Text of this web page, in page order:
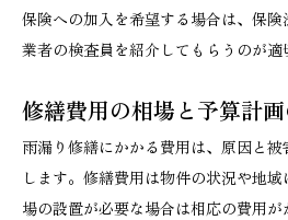
保険への加入を希望する場合は、保
業者の検査員を紹介してもらうのが適
修繕費用の相場と予算計
雨漏り修繕にかかる費用は、原因と
します。修繕費用は物件の状況や地
場の設置が必要な場合は相応の費用